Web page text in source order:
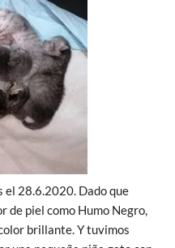
el 28.6.2020. Dado que
de piel como Humo Negro,
brillante. Y tuvimos